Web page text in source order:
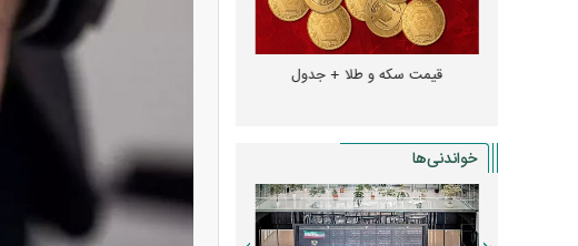
قیمت سکه و طلا + جدول قیمت دلار، یورو و سایر ارز‌ها + جدول
خواندنی‌ها